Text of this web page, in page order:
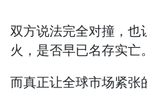
双方说法完全对撞，也
火，是否早已名存实亡。
而真正让全球市场紧张